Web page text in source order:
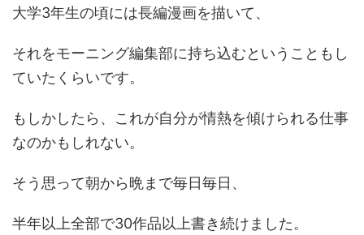
大学3年生の頃には長編漫画を描いて、
それをモーニング編集部に持ち込むということもし
ていたくらいです。
もしかしたら、これが自分が情熱を傾けられる仕事
なのかもしれない。
そう思って朝から晩まで毎日毎日、
半年以上全部で30作品以上書き続けました。